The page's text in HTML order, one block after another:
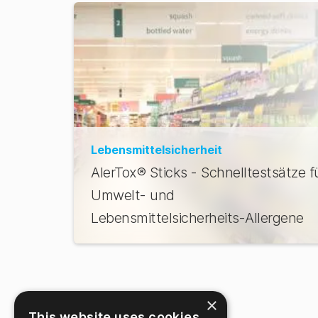
Lebensmittelsicherheit
AlerTox® Sticks - Schnelltestsätze
Umwelt- und
Lebensmittelsicherheits-Allergene
×